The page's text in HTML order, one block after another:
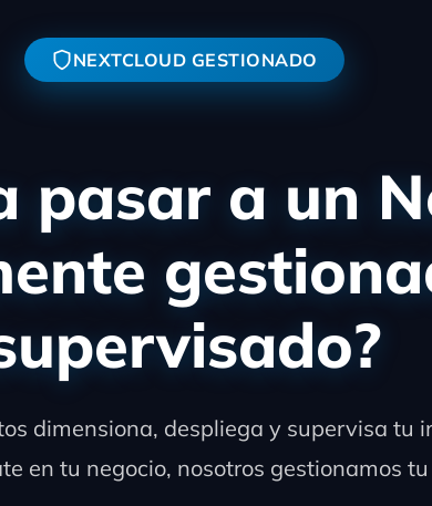
NEXTCLOUD GESTIONADO
pasar a un
dimensiona, despliega y supervisa tu
en tu negocio, nosotros gestionamos